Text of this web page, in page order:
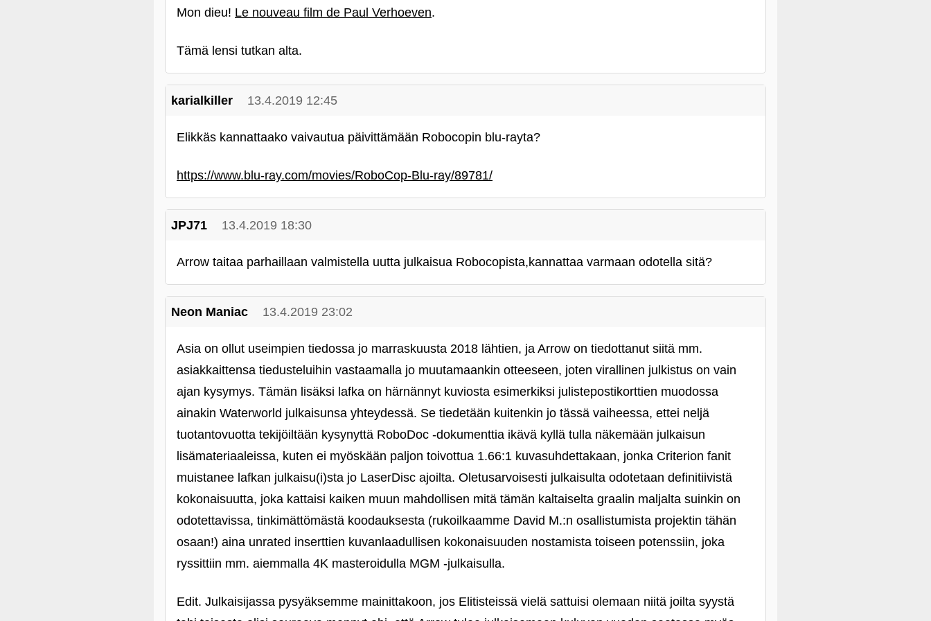
Mon dieu! Le nouveau film de Paul Verhoeven.
Tämä lensi tutkan alta.
karialkiller 13.4.2019 12:45
Elikkäs kannattaako vaivautua päivittämään Robocopin blu-rayta?
https://www.blu-ray.com/movies/RoboCop-Blu-ray/89781/
JPJ71 13.4.2019 18:30
Arrow taitaa parhaillaan valmistella uutta julkaisua Robocopista,kannattaa varmaan odotella sitä?
Neon Maniac 13.4.2019 23:02
Asia on ollut useimpien tiedossa jo marraskuusta 2018 lähtien, ja Arrow on tiedottanut siitä mm.
asiakkaittensa tiedusteluihin vastaamalla jo muutamaankin otteeseen, joten virallinen julkistus on vain
ajan kysymys. Tämän lisäksi lafka on härnännyt kuviosta esimerkiksi julistepostikorttien muodossa
ainakin Waterworld julkaisunsa yhteydessä. Se tiedetään kuitenkin jo tässä vaiheessa, ettei neljä
tuotantovuotta tekijöiltään kysynyttä RoboDoc ‑dokumenttia ikävä kyllä tulla näkemään julkaisun
lisämateriaaleissa, kuten ei myöskään paljon toivottua 1.66:1 kuvasuhdettakaan, jonka Criterion fanit
muistanee lafkan julkaisu(i)sta jo LaserDisc ajoilta. Oletusarvoisesti julkaisulta odotetaan definitiivistä
kokonaisuutta, joka kattaisi kaiken muun mahdollisen mitä tämän kaltaiselta graalin maljalta suinkin on
odotettavissa, tinkimättömästä koodauksesta (rukoilkaamme David M.:n osallistumista projektin tähän
osaan!) aina unrated inserttien kuvanlaadullisen kokonaisuuden nostamista toiseen potenssiin, joka
ryssittiin mm. aiemmalla 4K masteroidulla MGM ‑julkaisulla.
Edit. Julkaisijassa pysyäksemme mainittakoon, jos Elitisteissä vielä sattuisi olemaan niitä joilta syystä